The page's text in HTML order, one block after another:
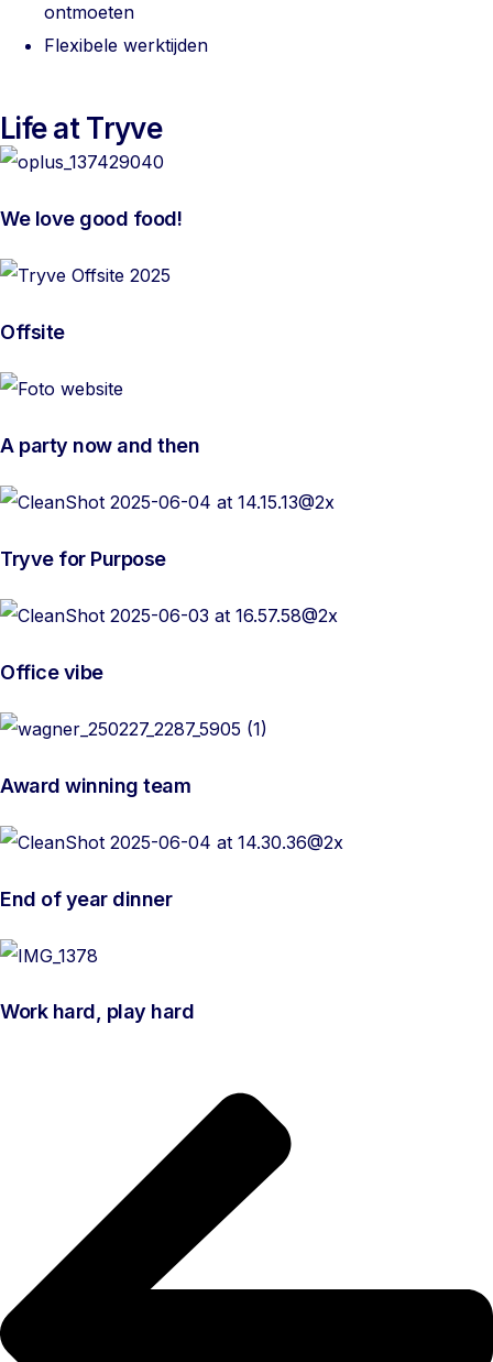
ontmoeten
Flexibele werktijden
Life at Tryve
We love good food!
Offsite
A party now and then
Tryve for Purpose
Office vibe
Award winning team
End of year dinner
Work hard, play hard